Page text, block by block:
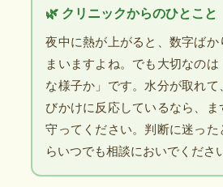
🌿 クリニックからのひとこと
夜中に熱が上がると、数字ばか
まいますよね。でも大切なの
な様子か」です。水分が取れ
びかけに反応しているなら、
守ってください。判断に迷った
らいつでも相談においでくださ